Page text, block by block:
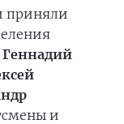
приняли
Геннадий
и